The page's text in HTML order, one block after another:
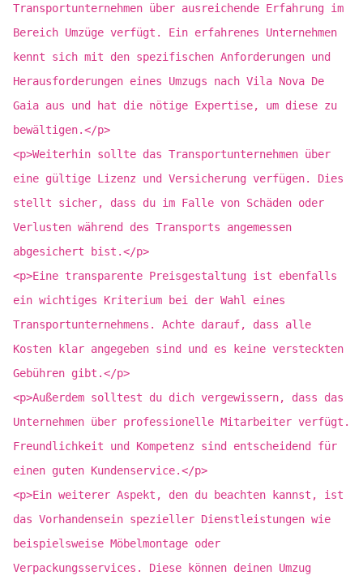
Transportunternehmen über ausreichende Erfahrung im
Bereich Umzüge verfügt. Ein erfahrenes Unternehmen
kennt sich mit den spezifischen Anforderungen und
Herausforderungen eines Umzugs nach Vila Nova De
Gaia aus und hat die nötige Expertise, um diese zu
bewältigen.</p>
<p>Weiterhin sollte das Transportunternehmen über
eine gültige Lizenz und Versicherung verfügen. Dies
stellt sicher, dass du im Falle von Schäden oder
Verlusten während des Transports angemessen
abgesichert bist.</p>
<p>Eine transparente Preisgestaltung ist ebenfalls
ein wichtiges Kriterium bei der Wahl eines
Transportunternehmens. Achte darauf, dass alle
Kosten klar angegeben sind und es keine versteckten
Gebühren gibt.</p>
<p>Außerdem solltest du dich vergewissern, dass das
Unternehmen über professionelle Mitarbeiter verfügt.
Freundlichkeit und Kompetenz sind entscheidend für
einen guten Kundenservice.</p>
<p>Ein weiterer Aspekt, den du beachten kannst, ist
das Vorhandensein spezieller Dienstleistungen wie
beispielsweise Möbelmontage oder
Verpackungsservices. Diese können deinen Umzug